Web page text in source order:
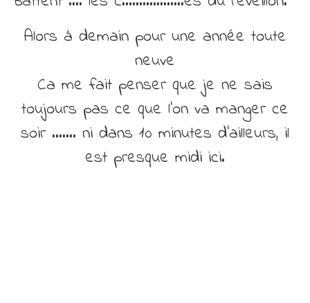
Alors à demain pour une année toute
neuve
Ca me fait penser que je ne sais
toujours pas ce que l’on va manger ce
soir ……. ni dans 10 minutes d’ailleurs, il
est presque midi ici.